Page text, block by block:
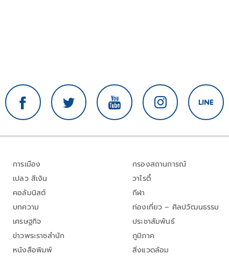
การเมือง
เปลว สีเงิน
คอลัมนิสต์
บทความ
เศรษฐกิจ
ข่าวพระราชสำนัก
หนังสือพิมพ์
กรองสถานการณ์
วาไรตี้
กีฬา
ท่องเที่ยว – ศิลปวัฒนธรรม
ประชาสัมพันธ์
ภูมิภาค
สิ่งแวดล้อม